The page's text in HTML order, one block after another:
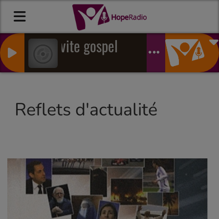
L'invite gospel
ED
Reflets d'actualité